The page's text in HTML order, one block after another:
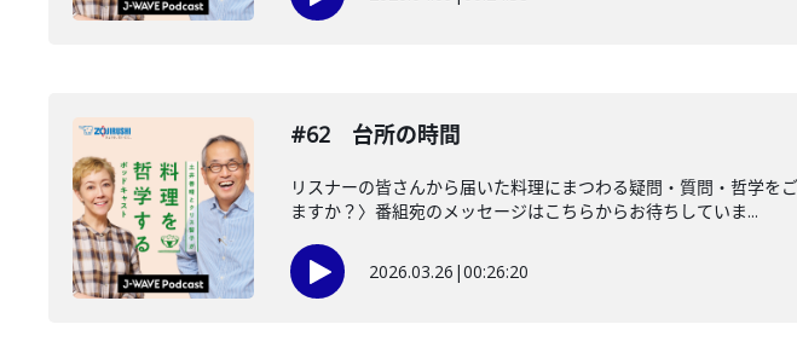
#62 台所の時間
リスナーの皆さんから届いた料理にまつわる疑問・質問・哲学
ますか？〉番組宛のメッセージはこちらからお待ちしていま...
2026.03.26 |00:26:20